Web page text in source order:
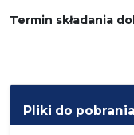
Termin składania
Pliki do pobrania